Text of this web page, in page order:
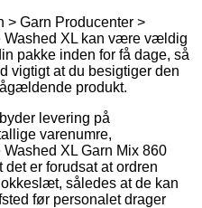
> Garn Producenter >
Washed XL kan være vældig
pakke inden for få dage, så
vigtigt at du besigtiger den
produkt.
levering på
varenumre,
XL Garn Mix 860
er forudsat at ordren
således at de kan
før personalet drager